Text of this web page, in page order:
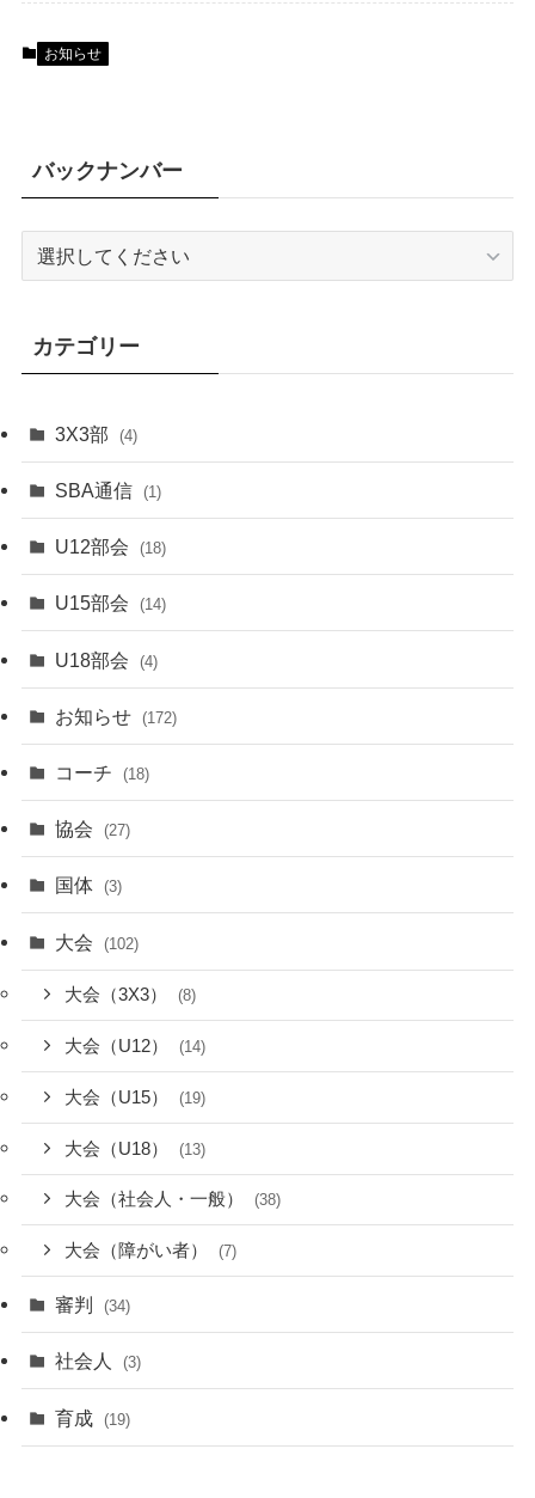
お知らせ
バックナンバー
カテゴリー
3X3部 (4)
SBA通信 (1)
U12部会 (18)
U15部会 (14)
U18部会 (4)
お知らせ (172)
コーチ (18)
協会 (27)
国体 (3)
大会 (102)
大会（3X3） (8)
大会（U12） (14)
大会（U15） (19)
大会（U18） (13)
大会（社会人・一般） (38)
大会（障がい者） (7)
審判 (34)
社会人 (3)
育成 (19)